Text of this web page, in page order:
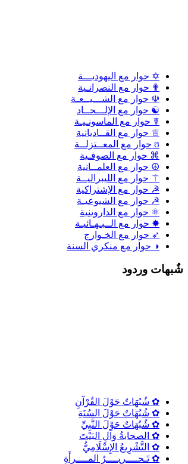
✡ حوار مع اليهوديـــة
✟ حوار مع النصرانـية
☫ حوار مع الشـــيــعـة
☯ حوار مع الإلـــحــاد
☤ حوار مع الماسونـيـة
♕ حوار مع القــاديانية
ʊ حوار مع المعــتزلــة
⌘ حوار مع الصوفـية
☮ حوار مع العلمــانية
⚚ حوار مع الليبراليــة
☭ حوار مع الإشتراكية
☭ حوار مع الشيوعيـة
⚛ حوار مع الداروينية
✸ حوار مع الــبـهـائيـة
➶ حوار مع الخـوارج
◑ حوار مع منكري السنة
شٌبهات وردود
✿ شُبُهَاتٌ حَوْلَ القُرْآنِ
✿ شُبُهَاتٌ حَوْلَ السُنَةِ
✿ شُبُهَاتٌ حَوْلَ النَّبِيِّ
✿ الصحابةُ وَآلِ البَيْتَ
✿ التَّشْرِيعُ الإِسْلَامِيُّ
✿ تَـحــــريــــرُ المــــرأَةِ